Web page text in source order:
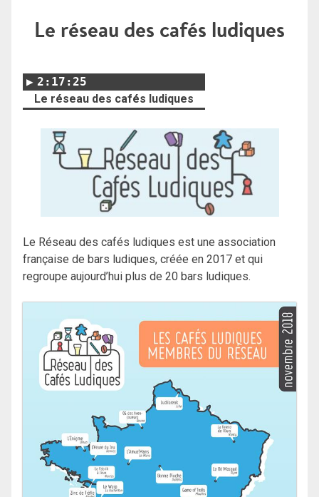
Le réseau des cafés ludiques
2:17:25
Le réseau des cafés ludiques
Le Réseau des cafés ludiques est une association
française de bars ludiques, créée en 2017 et qui
regroupe aujourd’hui plus de 20 bars ludiques.